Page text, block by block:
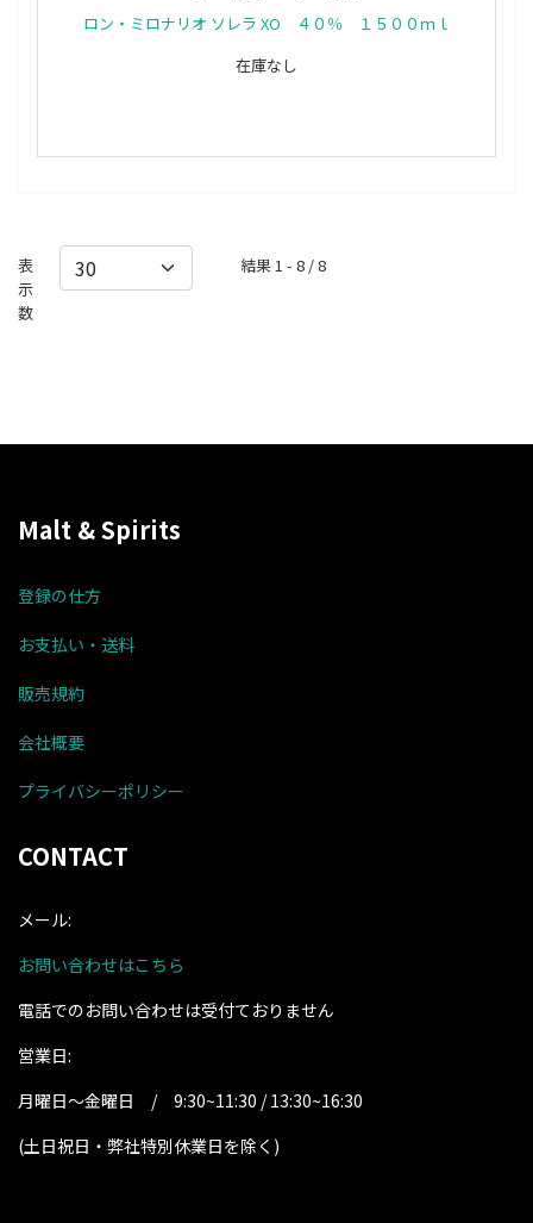
ロン・ミロナリオ ソレラ XO ４０％ １５００ｍｌ
在庫なし
表
示
数
結果 1 - 8 / 8
Malt & Spirits
登録の仕方
お支払い・送料
販売規約
会社概要
プライバシーポリシー
CONTACT
メール:
お問い合わせはこちら
電話でのお問い合わせは受付ておりません
営業日:
月曜日～金曜日 / 9:30~11:30 / 13:30~16:30
(土日祝日・弊社特別休業日を除く )